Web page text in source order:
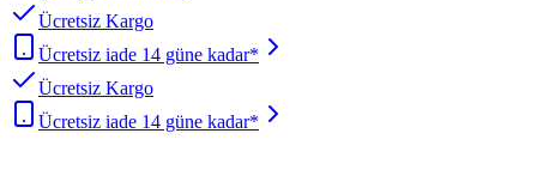
Ücretsiz Kargo
Ücretsiz iade 14 güne kadar*
Ücretsiz Kargo
Ücretsiz iade 14 güne kadar*